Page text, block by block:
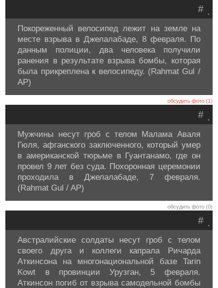
.
#
Покореженный велосипед лежит на земле на
месте взрыва в Джелалабаде, 8 февраля. По
данным полиции, два человека получили
ранения в результате взрыва бомбы, которая
была прикреплена к велосипеду. (Rahmat Gul /
AP)
обсудить фото (1)
.
#
Мужчины несут гроб с телом Малама Аваля
Гюля, афганского заключенного, который умер
в американской тюрьме в Гуантанамо, где он
провел 9 лет без суда. Похоронная церемонии
проходила в Джелалабаде, 7 февраля.
(Rahmat Gul / AP)
обсудить фото (0)
.
#
Австралийские солдаты несут гроб с телом
своего друга и коллеги капрала Ричарда
Аткинсона на многонациональной базе Tarin
Kowt в провинции Урузган, 5 февраля.
Аткинсон погиб от взрыва самодельной бомбы